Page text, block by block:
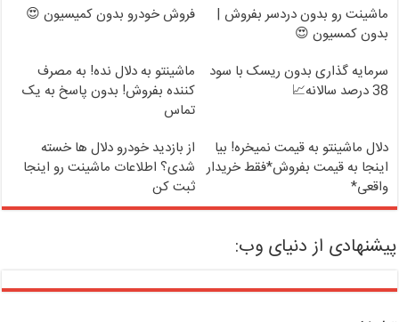
ماشینت رو بدون دردسر بفروش |
بدون کمسیون 😍
فروش خودرو بدون کمیسیون 😍
سرمایه گذاری بدون ریسک با سود
38 درصد سالانه📈
ماشینتو به دلال نده! به مصرف
کننده بفروش! بدون پاسخ به یک
تماس
دلال ماشینتو به قیمت نمیخره! بیا
اینجا به قیمت بفروش*فقط خریدار
واقعی*
از بازدید خودرو دلال ها خسته
شدی؟ اطلاعات ماشینت رو اینجا
ثبت کن
پیشنهادی از دنیای وب: